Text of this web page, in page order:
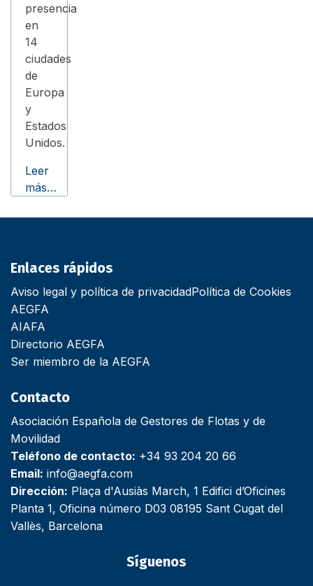
presencia
en
14
ciudades
de
Europa
y
Estados
Unidos.
Leer
más…
Enlaces rápidos
Aviso legal y política de privacidadPolítica de Cookies
AEGFA
AIAFA
Directorio AEGFA
Ser miembro de la AEGFA
Contacto
Asociación Española de Gestores de Flotas y de
Movilidad
Teléfono de contacto: +34 93 204 20 66
Email: info@aegfa.com
Dirección: Plaça d'Ausiàs March, 1 Edifici d’Oficines
Planta 1, Oficina número D03 08195 Sant Cugat del
Vallès, Barcelona
Síguenos